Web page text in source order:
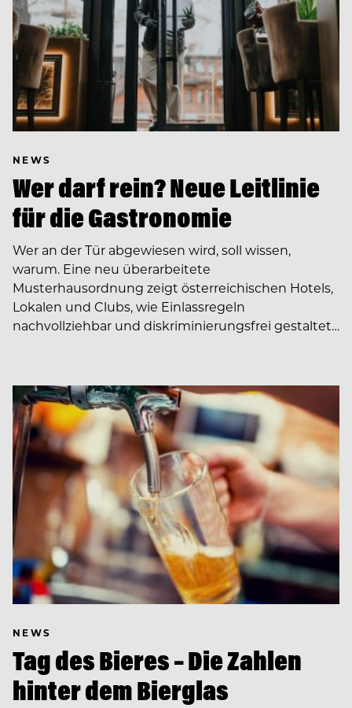
NEWS
Wer darf rein? Neue Leitlinie
für die Gastronomie
Wer an der Tür abgewiesen wird, soll wissen,
warum. Eine neu überarbeitete
Musterhausordnung zeigt österreichischen Hotels,
Lokalen und Clubs, wie Einlassregeln
nachvollziehbar und diskriminierungsfrei gestaltet…
NEWS
Tag des Bieres – Die Zahlen
hinter dem Bierglas